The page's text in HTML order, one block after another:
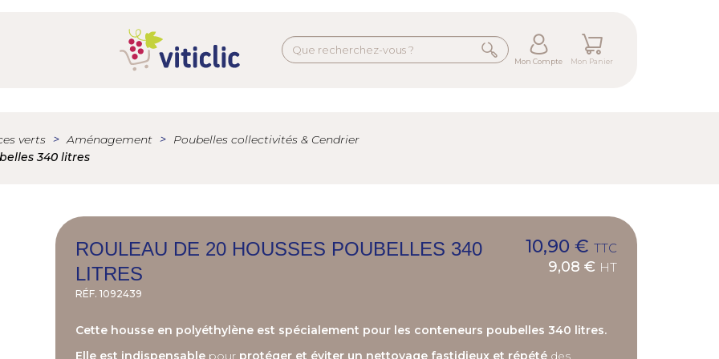
Mon Compte Mon Panier
verts Aménagement
Poubelles collectivités & Cendrier
340 litres
ROULEAU DE 20 HOUSSES POUBELLES 340
LITRES
RÉF. 1092439
10,90 € TTC
9,08 € HT
Cette housse en polyéthylène est spécialement pour les conteneurs poubelles 340 litres.
Elle est indispensable pour protéger et éviter un nettoyage fastidieux et répété des